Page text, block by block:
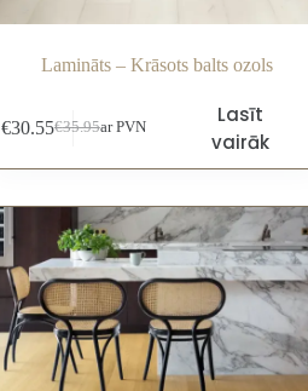
Lamināts – Krāsots balts ozols
€35.95
€30.55 ar PVN
Lasīt
vairāk